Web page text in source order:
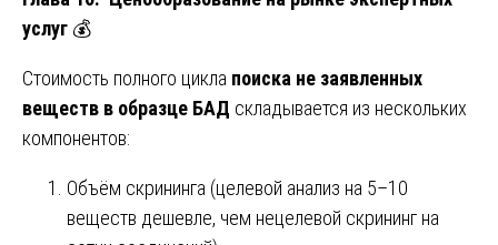
услуг 💰
Стоимость полного цикла поиска не заявленных
веществ в образце БАД складывается из нескольких
компонентов:
Объём скрининга (целевой анализ на 5–10
веществ дешевле, чем нецелевой скрининг на